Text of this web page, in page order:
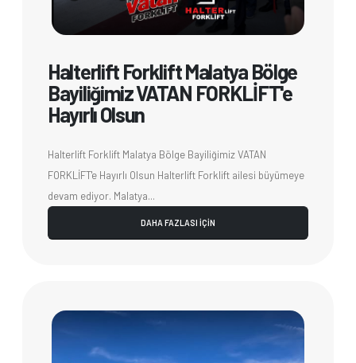
Halterlift Forklift Malatya Bölge
Bayiliğimiz VATAN FORKLİFT'e
Hayırlı Olsun
Halterlift Forklift Malatya Bölge Bayiliğimiz VATAN
FORKLİFT'e Hayırlı Olsun Halterlift Forklift ailesi büyümeye
devam ediyor. Malatya...
DAHA FAZLASI İÇİN